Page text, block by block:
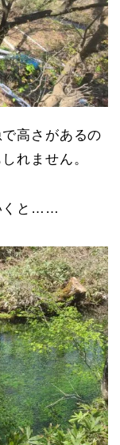
高さがあるの
れません。
くと……